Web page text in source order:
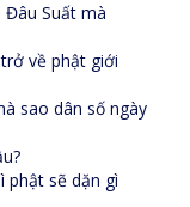
Suất mà
về phật giới
sao dân số ngày
phật sẽ dặn gì